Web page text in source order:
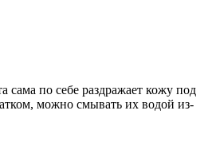
сама по себе раздражает кожу под
можно смывать их водой из-